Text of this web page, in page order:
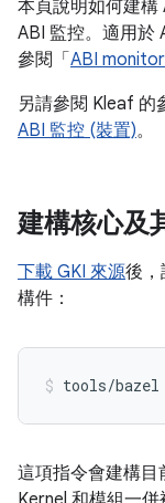
本頁說明如何建構
ABI 監控。適用於
參閱「 ABI
另請參閱 Kleaf 的
ABI 監控 (裝置)。
建構核心及
下載 GKI 來源後，
構件：
tools/bazel
這項指令會建構目